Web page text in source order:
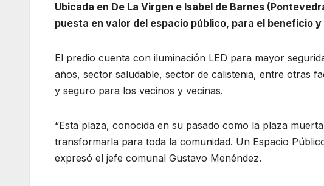
Ubicada en De La Virgen e Isabel de Barnes
puesta en valor del espacio público, para el beneficio
El predio cuenta con iluminación LED para mayor
años, sector saludable, sector de calistenia, entre otras
y seguro para los vecinos y vecinas.
“Esta plaza, conocida en su pasado como la plaza
transformarla para toda la comunidad. Un Espacio
expresó el jefe comunal Gustavo Menéndez.